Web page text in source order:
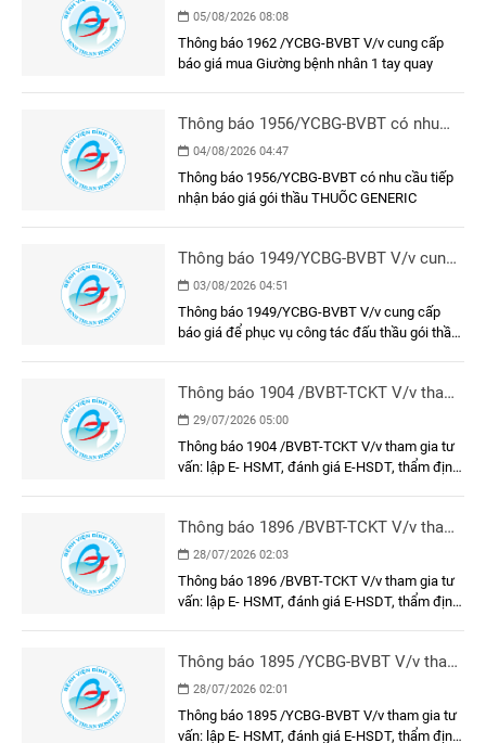
cấp báo giá mua Giường bệnh nhân 1
tay quay
05/08/2026 08:08
Thông báo 1962 /YCBG-BVBT V/v cung cấp
báo giá mua Giường bệnh nhân 1 tay quay
Thông báo 1956/YCBG-BVBT có nhu
cầu tiếp nhận báo giá gói thầu THUÕC
GENERIC
04/08/2026 04:47
Thông báo 1956/YCBG-BVBT có nhu cầu tiếp
nhận báo giá gói thầu THUÕC GENERIC
Thông báo 1949/YCBG-BVBT V/v cung
cấp báo giá để phục vụ công tác đấu
thầu gói thầu: Làm vách ngăn phòng
tiêm chủng và khung, cửa khu vực tiêm
03/08/2026 04:51
Thông báo 1949/YCBG-BVBT V/v cung cấp
báo giá để phục vụ công tác đấu thầu gói thầu:
Bình Thuận
Thông báo 1904 /BVBT-TCKT V/v tham
gia tư vấn: lập E- HSMT, đánh giá E-
HSDT, thẩm định E-HSMT và kết quả
lựa chọn nhà thầu gói thầu: Trang phục
29/07/2026 05:00
Thông báo 1904 /BVBT-TCKT V/v tham gia tư
vấn: lập E- HSMT, đánh giá E-HSDT, thẩm định
Thông báo 1896 /BVBT-TCKT V/v tham
gia tư vấn: lập E- HSMT, đánh giá E-
HSDT, thẩm định E-HSMT và kết quả
lựa chọn nhà thầu gói thầu: Vận hành
28/07/2026 02:03
Thông báo 1896 /BVBT-TCKT V/v tham gia tư
vấn: lập E- HSMT, đánh giá E-HSDT, thẩm định
môi trường
Thông báo 1895 /YCBG-BVBT V/v tham
gia tư vấn: lập E- HSMT, đánh giá E-
HSDT, thẩm định E-HSMT và kết quả
lựa chọn nhà thầu gói thầu: Dụng cụ, y
28/07/2026 02:01
Thông báo 1895 /YCBG-BVBT V/v tham gia tư
vấn: lập E- HSMT, đánh giá E-HSDT, thẩm định